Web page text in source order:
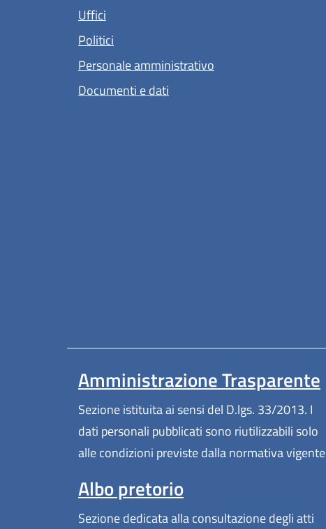
Uffici
Politici
Personale amministrativo
Documenti e dati
Amministrazione Trasparente
Sezione istituita ai sensi del D.lgs. 33/2013. I
dati personali pubblicati sono riutilizzabili solo
alle condizioni previste dalla normativa vigente
Albo pretorio
Sezione dedicata alla consultazione degli atti